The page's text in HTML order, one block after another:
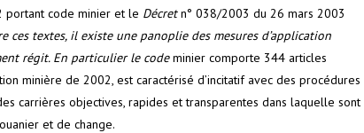
code minier et le Décretn° 038/2003 du 26 mars 2003
ces textes, il existe une panoplie des mesures d’application
régit. En particulier le codeminier comporte 344 articles
minière de 2002, est caractérisé d’incitatif avec des procédures
carrières objectives, rapides et transparentes dans laquelle sont
et de change.